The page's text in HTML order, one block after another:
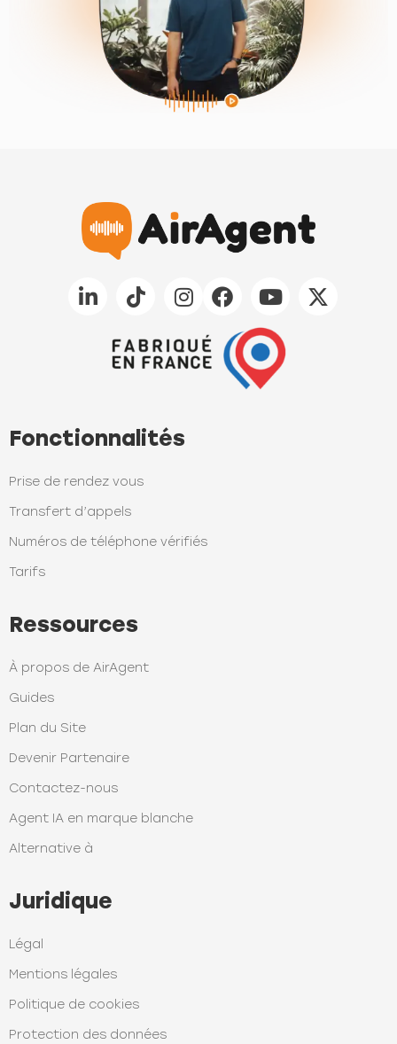
Fonctionnalités
Prise de rendez vous
Transfert d’appels
Numéros de téléphone vérifiés
Tarifs
Ressources
À propos de AirAgent
Guides
Plan du Site
Devenir Partenaire
Contactez-nous
Agent IA en marque blanche
Alternative à
Juridique
Légal
Mentions légales
Politique de cookies
Protection des données